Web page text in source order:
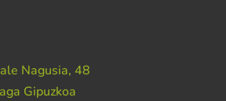
Nagusia, 48
Gipuzkoa